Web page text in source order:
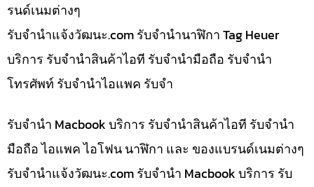
รนด์เนมต่างๆ
รับจํานําแจ้งวัฒนะ.com รับจำนำนาฬิกา Tag Heuer
บริการ รับจำนำสินค้าไอที รับจำนำมือถือ รับจำนำ
โทรศัพท์ รับจำนำไอแพค รับจำ
รับจำนำ Macbook บริการ รับจำนำสินค้าไอที รับจำนำ
มือถือ ไอแพค ไอโฟน นาฬิกา และ ของแบรนด์เนมต่างๆ
รับจํานําแจ้งวัฒนะ.com รับจำนำ Macbook บริการ รับ